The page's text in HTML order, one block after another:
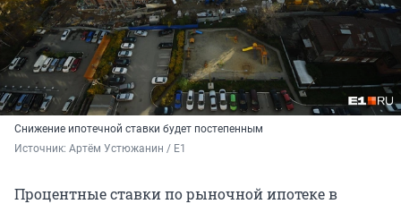
Снижение ипотечной ставки будет постепенным
Источник: Артём Устюжанин / E1
Процентные ставки по рыночной ипотеке в